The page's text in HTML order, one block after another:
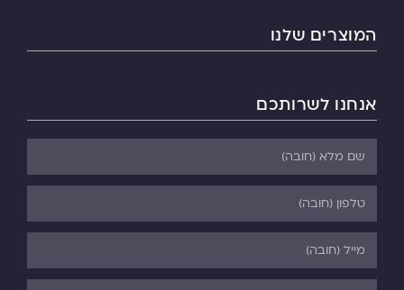
המוצרים שלנו
אנחנו לשרותכם